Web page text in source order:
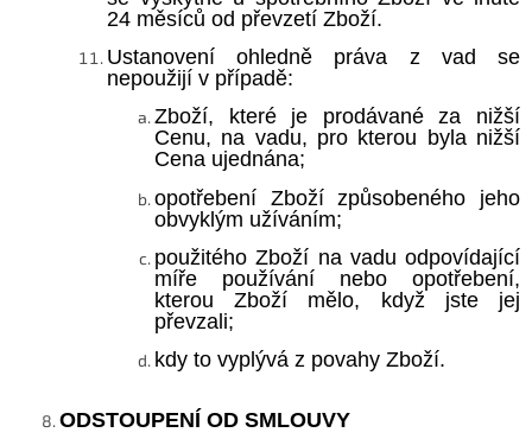
24 měsíců od převzetí Zboží.
Ustanovení ohledně práva z vad se
nepoužijí v případě:
Zboží, které je prodávané za nižší
Cenu, na vadu, pro kterou byla nižší
Cena ujednána;
opotřebení Zboží způsobeného jeho
obvyklým užíváním;
použitého Zboží na vadu odpovídající
míře používání nebo opotřebení,
kterou Zboží mělo, když jste jej
převzali;
kdy to vyplývá z povahy Zboží.
ODSTOUPENÍ OD SMLOUVY